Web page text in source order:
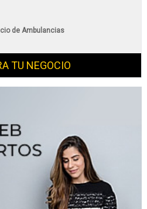
de Ambulancias
TU NEGOCIO